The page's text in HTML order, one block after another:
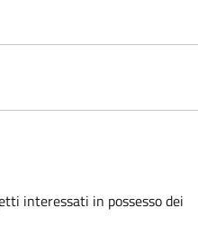
interessati in possesso dei